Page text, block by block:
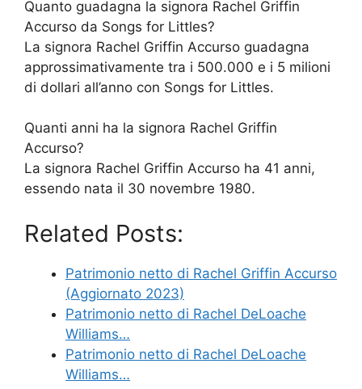
Quanto guadagna la signora Rachel Griffin
Accurso da Songs for Littles?
La signora Rachel Griffin Accurso guadagna
approssimativamente tra i 500.000 e i 5 milioni
di dollari all’anno con Songs for Littles.
Quanti anni ha la signora Rachel Griffin
Accurso?
La signora Rachel Griffin Accurso ha 41 anni,
essendo nata il 30 novembre 1980.
Related Posts:
Patrimonio netto di Rachel Griffin Accurso
(Aggiornato 2023)
Patrimonio netto di Rachel DeLoache
Williams…
Patrimonio netto di Rachel DeLoache
Williams…